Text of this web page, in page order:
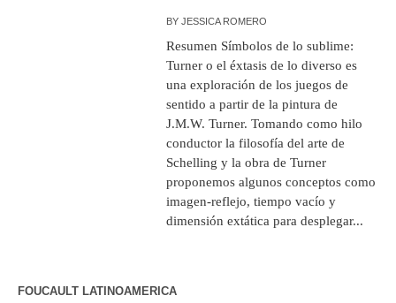
BYJESSICA ROMERO
Resumen Símbolos de lo sublime:
Turner o el éxtasis de lo diverso es
una exploración de los juegos de
sentido a partir de la pintura de
J.M.W. Turner. Tomando como hilo
conductor la filosofía del arte de
Schelling y la obra de Turner
proponemos algunos conceptos como
imagen-reflejo, tiempo vacío y
dimensión extática para desplegar...
FOUCAULT LATINOAMERICA